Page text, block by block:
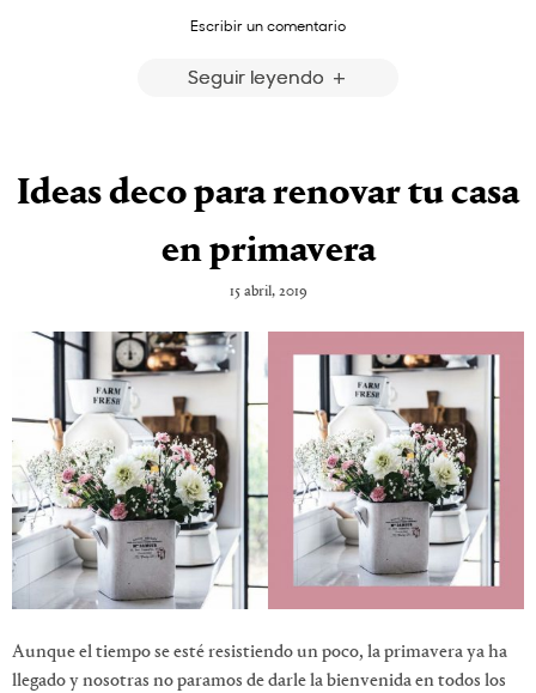
Escribir un comentario
Seguir leyendo
Ideas deco para renovar tu casa
en primavera
15 abril, 2019
Aunque el tiempo se esté resistiendo un poco, la primavera ya ha
llegado y nosotras no paramos de darle la bienvenida en todos los